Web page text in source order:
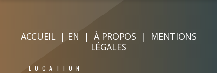
ACCUEIL | EN | À PROPOS |
MENTIONS
LÉGALES
LOCATION